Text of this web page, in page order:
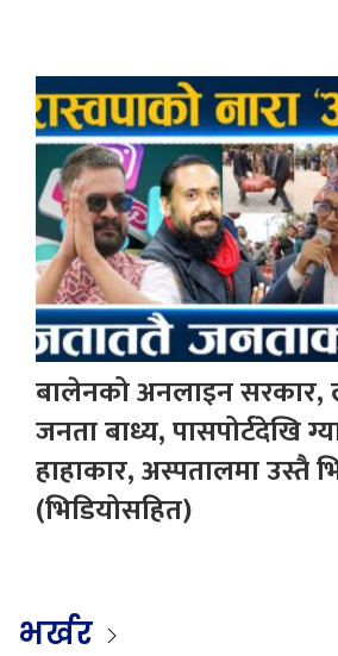
बालेनको अनलाइन सरकार,
जनता बाध्य, पासपोर्टदेखि
हाहाकार, अस्पतालमा उस्तै
(भिडियोसहित)
भर्खर